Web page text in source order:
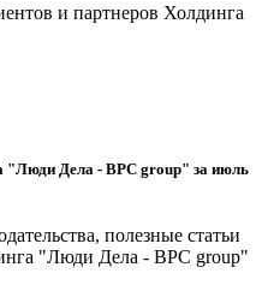
и партнеров Холдинга
"Люди Дела - BPC group" за июль
полезные статьи
"Люди Дела - BPC group"